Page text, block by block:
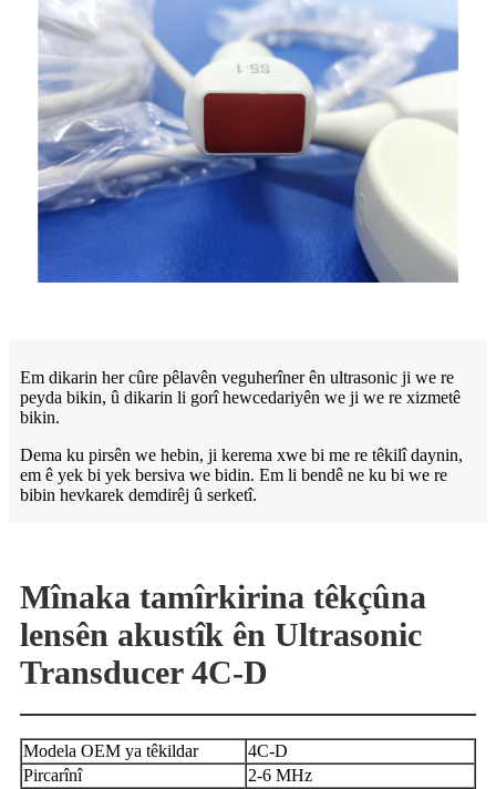
Em dikarin her cûre pêlavên veguherîner ên ultrasonic ji we re
peyda bikin, û dikarin li gorî hewcedariyên we ji we re xizmetê
bikin.
Dema ku pirsên we hebin, ji kerema xwe bi me re têkilî daynin,
em ê yek bi yek bersiva we bidin. Em li bendê ne ku bi we re
bibin hevkarek demdirêj û serketî.
Mînaka tamîrkirina têkçûna
lensên akustîk ên Ultrasonic
Transducer 4C-D
Modela OEM ya têkildar
4C-D
Pircarînî
2-6 MHz